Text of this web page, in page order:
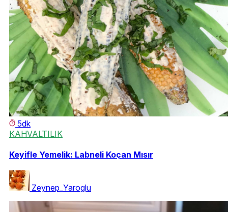
5dk
KAHVALTILIK
Keyifle Yemelik: Labneli Koçan Mısır
Zeynep_Yaroglu